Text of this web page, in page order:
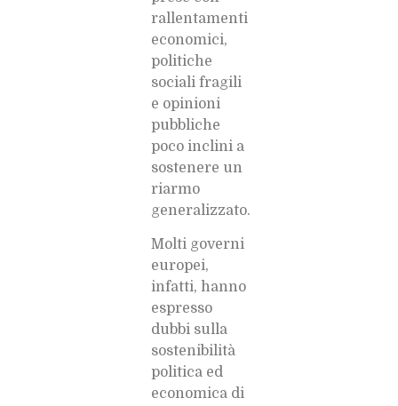
rallentamenti
economici,
politiche
sociali fragili
e opinioni
pubbliche
poco inclini a
sostenere un
riarmo
generalizzato.
Molti governi
europei,
infatti, hanno
espresso
dubbi sulla
sostenibilità
politica ed
economica di